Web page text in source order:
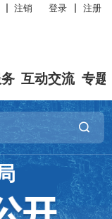
注销 登录 注册
互动交流 专题